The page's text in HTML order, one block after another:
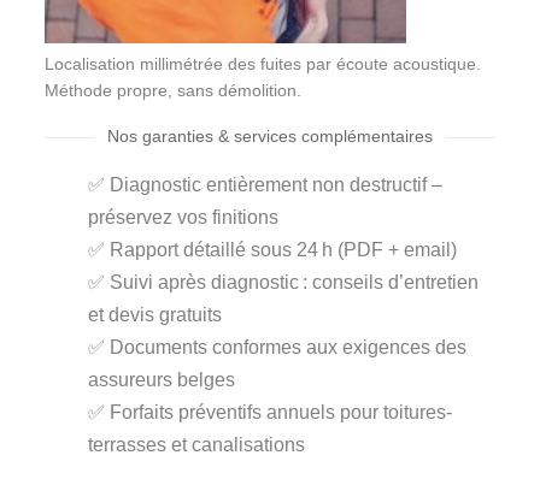
Localisation millimétrée des fuites par écoute acoustique.
Méthode propre, sans démolition.
Nos garanties & services complémentaires
✅ Diagnostic entièrement non destructif –
préservez vos finitions
✅ Rapport détaillé sous 24 h (PDF + email)
✅ Suivi après diagnostic : conseils d’entretien
et devis gratuits
✅ Documents conformes aux exigences des
assureurs belges
✅ Forfaits préventifs annuels pour toitures-
terrasses et canalisations